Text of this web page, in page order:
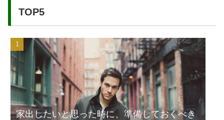
TOP5
家出したいと思った時に、準備しておくべき